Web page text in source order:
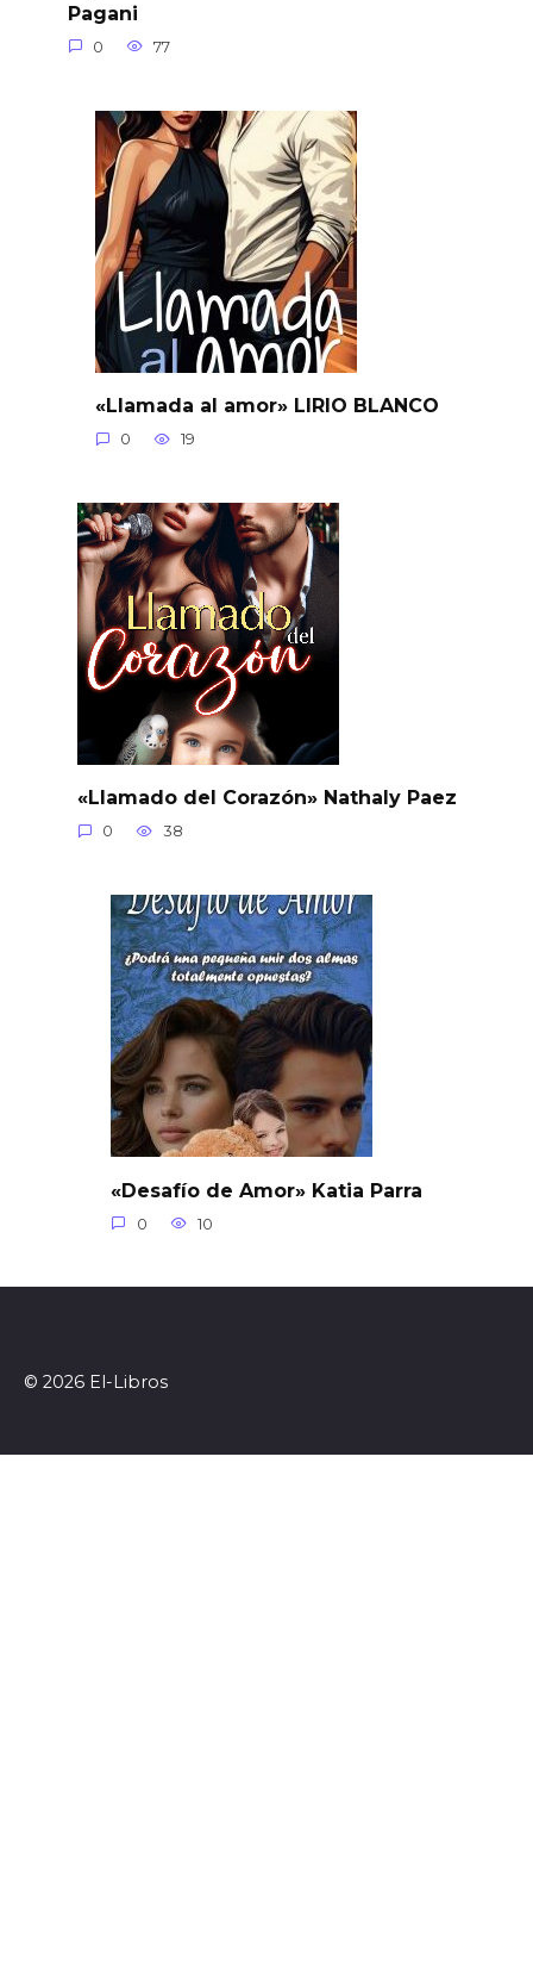
Pagani
0 77
«Llamada al amor» LIRIO BLANCO
0 19
«Llamado del Corazón» Nathaly Paez
0 38
«Desafío de Amor» Katia Parra
0 10
© 2026 El-Libros